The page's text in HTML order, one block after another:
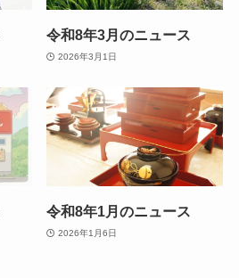
令和8年3月のニュース
2026年3月1日
令和8年1月のニュース
2026年1月6日